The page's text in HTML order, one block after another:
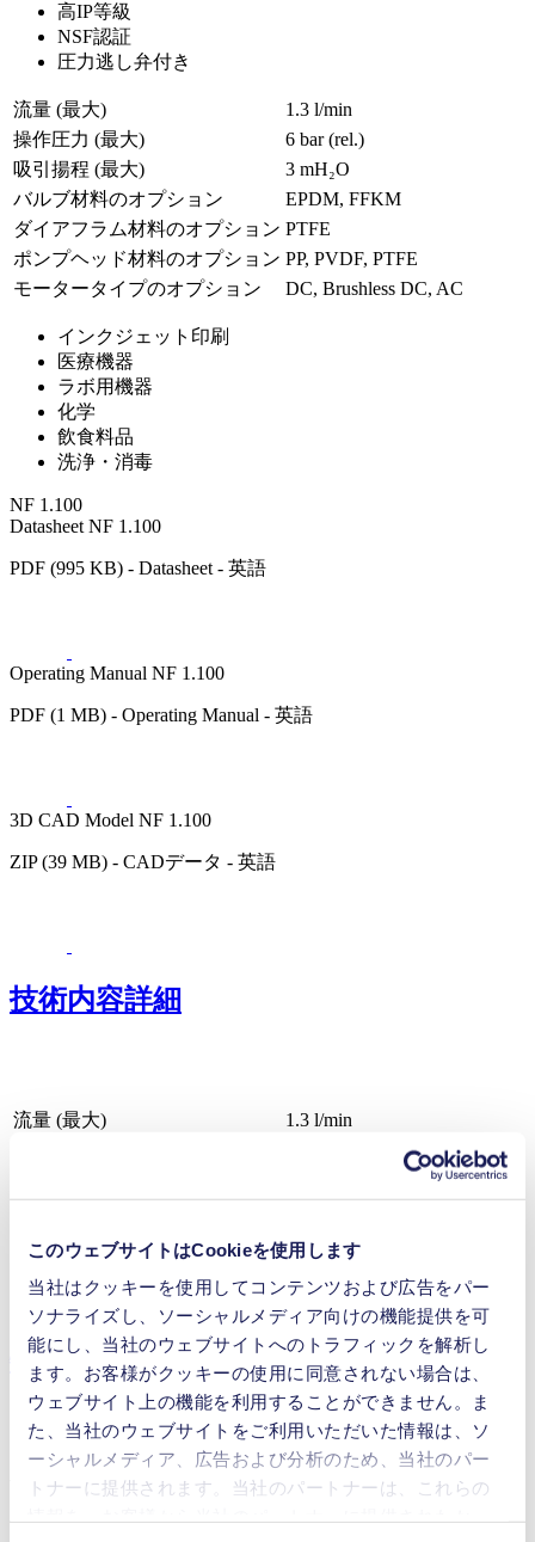
このウェブサイトはCookieを使用します
当社はクッキーを使用してコンテンツおよび広告をパー
ソナライズし、ソーシャルメディア向けの機能提供を可
能にし、当社のウェブサイトへのトラフィックを解析し
ます。お客様がクッキーの使用に同意されない場合は、
ウェブサイト上の機能を利用することができません。ま
た、当社のウェブサイトをご利用いただいた情報は、ソ
ーシャルメディア、広告および分析のため、当社のパー
トナーに提供されます。当社のパートナーは、これらの
高IP等級
NSF認証
圧力逃し弁付き
流量 (最大)
1.3 l/min
操作圧力 (最大)
6 bar (rel.)
吸引揚程 (最大)
3 mH₂O
バルブ材料のオプション
EPDM, FFKM
ダイアフラム材料のオプション PTFE
ポンプヘッド材料のオプション PP, PVDF, PTFE
モータータイプのオプション
DC, Brushless DC, AC
インクジェット印刷
医療機器
ラボ用機器
化学
飲食料品
洗浄・消毒
NF 1.100
Datasheet NF 1.100
PDF (995 KB) - Datasheet - 英語
Operating Manual NF 1.100
PDF (1 MB) - Operating Manual - 英語
3D CAD Model NF 1.100
ZIP (39 MB) - CADデータ - 英語
技術内容詳細
流量 (最大)
1.3 l/min
ダイアフラム材料のオプション PTFE
モータータイプのオプション
DC, Brushless DC, AC
特徴
抜群の信頼性